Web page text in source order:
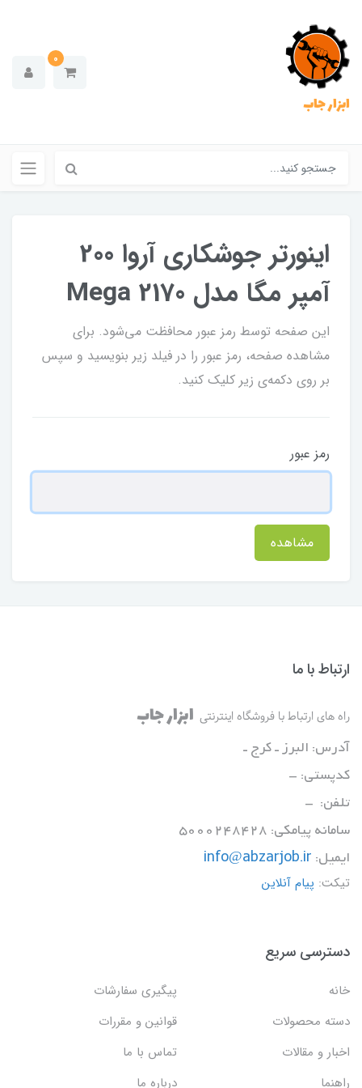
ابزار جاب
0
اینورتر جوشکاری آروا 200
آمپر مگا مدل Mega 2170
این صفحه توسط رمز عبور محافظت می‌شود. برای
مشاهده صفحه، رمز عبور را در فیلد زیر بنویسید و سپس
بر روی دکمه‌ی زیر کلیک کنید.
رمز عبور
مشاهده
ارتباط با ما
راه های ارتباط با فروشگاه اینترنتی ابزار جاب
آدرس: البرز ـ کرج ـ
کدپستی: -
تلفن: -
سامانه پیامکی: 5000248428
ایمیل: info@abzarjob.ir
تیکت: پیام آنلاین
دسترسی سریع
خانه
پیگیری سفارشات
دسته محصولات
قوانین و مقررات
اخبار و مقالات
تماس با ما
راهنما
درباره ما